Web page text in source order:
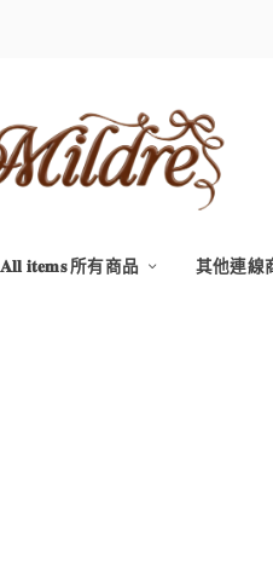
𝐀𝐥𝐥 𝐢𝐭𝐞𝐦𝐬 所有商品 其他連線